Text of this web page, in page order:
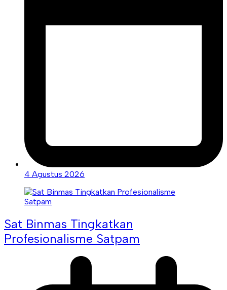
4 Agustus 2026
Sat Binmas Tingkatkan
Profesionalisme Satpam